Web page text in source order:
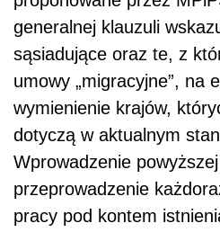
generalnej klauzuli
sąsiadujące oraz te, z
umowy „migracyjne”, na
wymienienie krajów,
dotyczą w aktualnym
Wprowadzenie
przeprowadzenie
pracy pod kontem